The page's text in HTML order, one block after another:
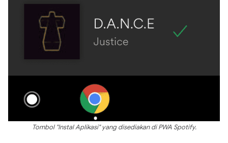
Tombol "Instal Aplikasi" yang disediakan di PWA Spotify.